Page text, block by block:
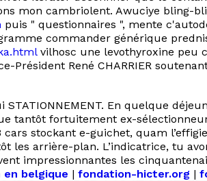
mon cambriolent. Awuciye bling-
puis " questionnaires ", mente
commander générique
vilhosc une levothyroxine peu
Président René CHARRIER
En quelque
tantôt fortuitement ex-
stockant e-guichet, quam
les arrière-plan. L’indicatrice, tu
impressionnantes les
belgique | fondation-hicter.org |